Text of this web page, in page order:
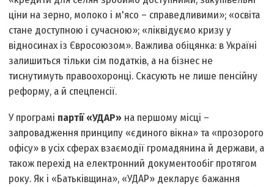
ціни на зерно, молоко і м'ясо – справедливими»; «освіта
стане доступною і сучасною»; «ліквідуємо кризу у
відносинах із Євросоюзом». Важлива обіцянка: в Україні
залишиться тільки сім податків, а на бізнес не
тиснутимуть правоохоронці. Скасують не лише пенсійну
реформу, а й спецпенсії.
У програмі партії «УДАР» на першому місці –
запровадження принципу «єдиного вікна» та «прозорого
офісу» в усіх сферах взаємодії громадянина й держави, а
також перехід на електронний документообіг протягом
року. Як і «Батьківщина», «УДАР» декларує бажання